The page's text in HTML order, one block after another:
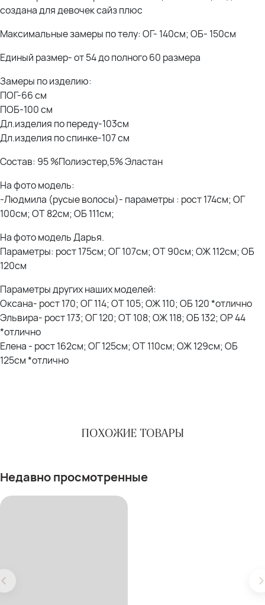
Оксана- рост 170; ОГ 114; ОТ 105; ОЖ 110; ОБ 120 *отлично
Елена - рост 162см; ОГ 125см; ОТ 110см; ОЖ 129см; ОБ 125см *отлично
создана для девочек сайз плюс
Максимальные замеры по телу: ОГ- 140см; ОБ- 150см
Единый размер- от 54 до полного 60 размера
Замеры по изделию:
ПОГ-66 см
ПОБ-100 см
Дл.изделия по переду-103см
Дл.изделия по спинке-107 см
Состав: 95 %Полиэстер,5% Эластан
На фото модель:
-Людмила (русые волосы)- параметры : рост 174см; ОГ
100см; ОТ 82см; ОБ 111см;
На фото модель Дарья.
Параметры: рост 175см; ОГ 107см; ОТ 90см; ОЖ 112см; ОБ
120см
Параметры других наших моделей:
Оксана- рост 170; ОГ 114; ОТ 105; ОЖ 110; ОБ 120 *отлично
Эльвира- рост 173; ОГ 120; ОТ 108; ОЖ 118; ОБ 132; ОР 44
*отлично
Елена - рост 162см; ОГ 125см; ОТ 110см; ОЖ 129см; ОБ
125см *отлично
ПОХОЖИЕ ТОВАРЫ
Недавно просмотренные